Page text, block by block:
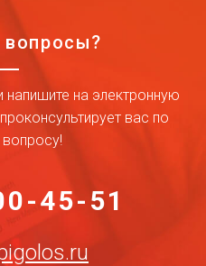
вопросы?
напишите на электронную
вас по
45-51